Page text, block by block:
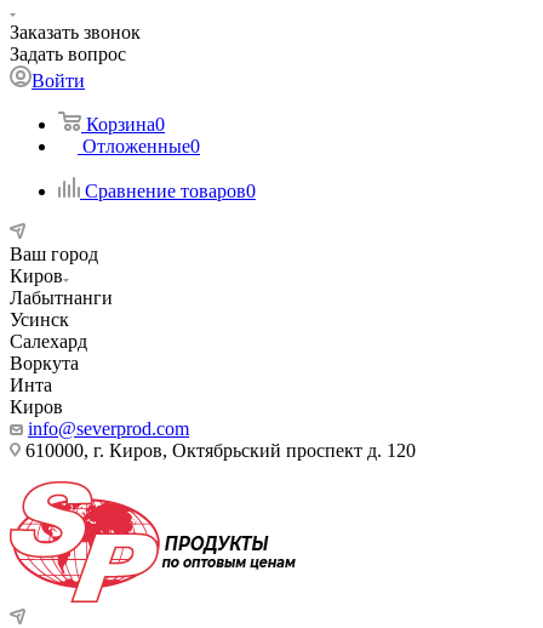
Заказать звонок
Задать вопрос
Войти
Корзина0
Отложенные0
Сравнение товаров0
Ваш город
Киров
Лабытнанги
Усинск
Салехард
Воркута
Инта
Киров
info@severprod.com
610000, г. Киров, Октябрьский проспект д. 120